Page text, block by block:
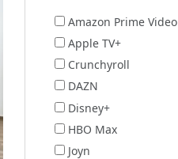
Amazon Prime Video
Apple TV+
Crunchyroll
DAZN
Disney+
HBO Max
Joyn